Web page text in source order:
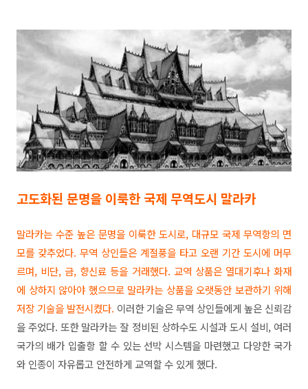
고도화된 문명을 이룩한 국제 무역도시 말라카
말라카는 수준 높은 문명을 이룩한 도시로, 대규모 국제 무역항의 면
모를 갖추었다. 무역 상인들은 계절풍을 타고 오랜 기간 도시에 머무
르며, 비단, 금, 향신료 등을 거래했다. 교역 상품은 열대기후나 화재
에 상하지 않아야 했으므로 말라카는 상품을 오랫동안 보관하기 위해
저장 기술을 발전시켰다. 이러한 기술은 무역 상인들에게 높은 신뢰감
을 주었다. 또한 말라카는 잘 정비된 상하수도 시설과 도시 설비, 여러
국가의 배가 입출항 할 수 있는 선박 시스템을 마련했고 다양한 국가
와 인종이 자유롭고 안전하게 교역할 수 있게 했다.